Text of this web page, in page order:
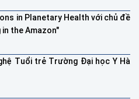
in Planetary Health với chủ đề
the Amazon"
Tuổi trẻ Trường Đại học Y Hà